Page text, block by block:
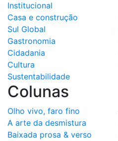
Institucional
Casa e construção
Sul Global
Gastronomia
Cidadania
Cultura
Sustentabilidade
Colunas
Olho vivo, faro fino
A arte da desmistura
Baixada prosa & verso